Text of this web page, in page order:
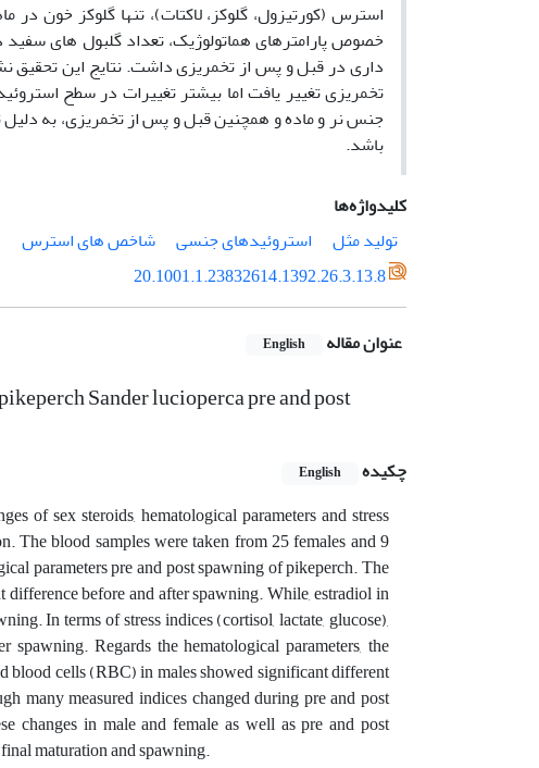
استرس (کورتیزول، گلوکز، لاکتات)، تنها گلوکز خون
خصوص پارامترهای هماتولوژیک، تعداد گلبول های
داری در قبل و پس از تخمریزی داشت. نتایج این تحقیق
تخمریزی تغییر یافت اما بیشتر تغییرات در سطح
جنس نر و ماده و همچنین قبل و پس از تخمریزی، به
باشد.
کلیدواژه‌ها
تولید مثل
استروئیدهای جنسی شاخص های استرس
20.1001.1.23832614.1392.26.3.13.8
عنوان مقاله English
Sander lucioperca pre and post
چکیده English
of sex steroids, hematological parameters and stress
The blood samples were taken from 25 females and 9
parameters pre and post spawning of pikeperch. The
before and after spawning. While, estradiol in
In terms of stress indices (cortisol, lactate, glucose),
Regards the hematological parameters, the
cells (RBC) in males showed significant different
many measured indices changed during pre and post
changes in male and female as well as pre and post
maturation and spawning.